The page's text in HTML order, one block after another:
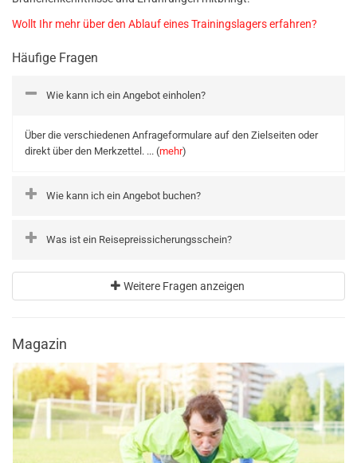
Wollt Ihr mehr über den Ablauf eines Trainingslagers erfahren?
Häufige Fragen
Wie kann ich ein Angebot einholen?
Über die verschiedenen Anfrageformulare auf den Zielseiten oder
direkt über den Merkzettel. ... (mehr)
Wie kann ich ein Angebot buchen?
Was ist ein Reisepreissicherungsschein?
Weitere Fragen anzeigen
Magazin